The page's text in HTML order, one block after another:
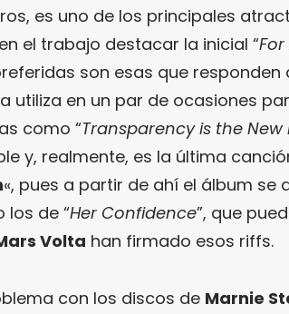
es uno de los principales
el trabajo destacar la inicial “For
son esas que responden
utiliza en un par de ocasiones
como “Transparency is the New
y, realmente, es la última
«, pues a partir de ahí el álbum
los de “Her Confidence”, que
Volta han firmado esos riffs.
con los discos de Marnie